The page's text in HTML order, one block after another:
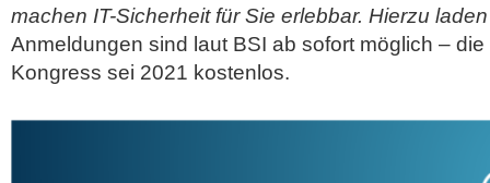
machen IT-Sicherheit für Sie erlebbar. Hierzu
Anmeldungen sind laut BSI ab sofort möglich –
Kongress sei 2021 kostenlos.